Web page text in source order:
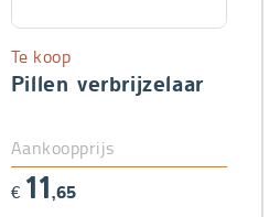
Pillen verbrijzelaar
Te koop
Aankoopprijs
€ 11,65